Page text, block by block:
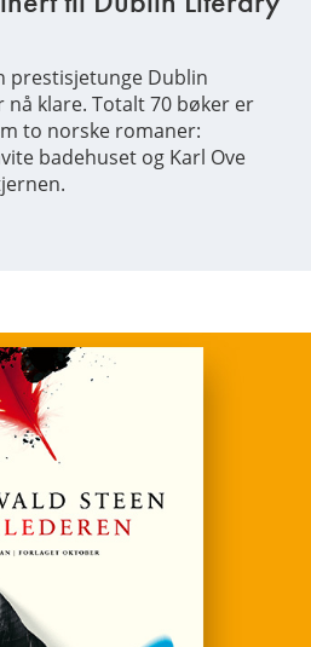
prestisjetunge Dublin
nå klare. Totalt 70 bøker er
to norske romaner:
badehuset og Karl Ove